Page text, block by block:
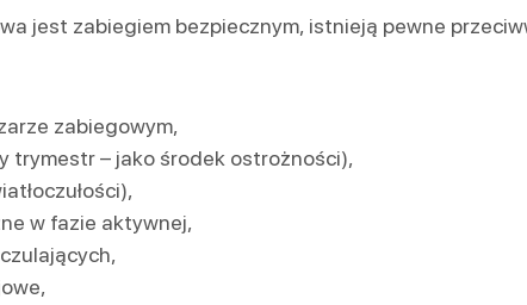
jest zabiegiem bezpiecznym, istnieją pewne
zabiegowym,
trymestr – jako środek ostrożności),
w fazie aktywnej,